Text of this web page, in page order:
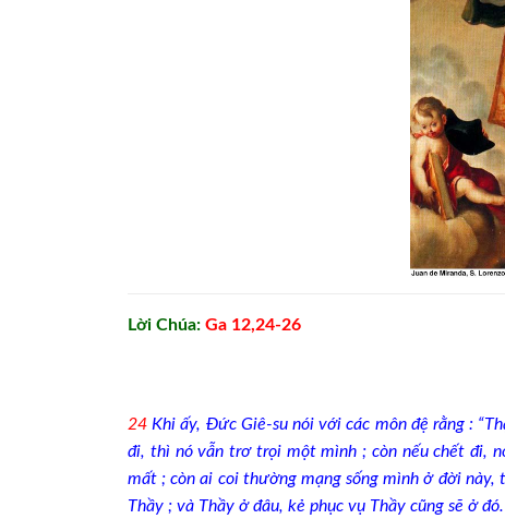
Lời Chúa: Ga 12,24-26
24 Khi ấy, Đức Giê-su nói với các môn đệ rằng :
đi, thì nó vẫn trơ trọi một mình ; còn nếu chết đi,
mất ; còn ai coi thường mạng sống mình ở đời
Thầy ; và Thầy ở đâu, kẻ phục vụ Thầy cũng sẽ ở